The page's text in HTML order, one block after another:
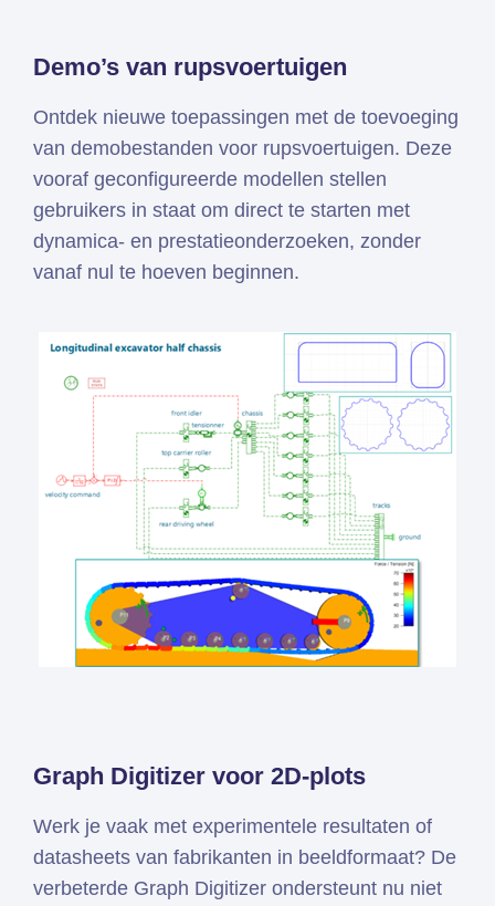
Demo’s van rupsvoertuigen
Ontdek nieuwe toepassingen met de toevoeging
van demobestanden voor rupsvoertuigen. Deze
vooraf geconfigureerde modellen stellen
gebruikers in staat om direct te starten met
dynamica- en prestatieonderzoeken, zonder
vanaf nul te hoeven beginnen.
Graph Digitizer voor 2D-plots
Werk je vaak met experimentele resultaten of
datasheets van fabrikanten in beeldformaat? De
verbeterde Graph Digitizer ondersteunt nu niet